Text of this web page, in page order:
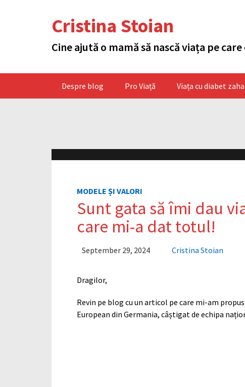
Cristina Stoian
Cine ajută o mamă să nască viața pe
Despre blog Pro Viață Viața cu diabet
MODELE ȘI VALORI
Sunt gata să îmi dau
care mi-a dat totul!
September 29, 2024 Cristina Stoian
Dragilor,
Revin pe blog cu un articol pe care mi-am
European din Germania, câștigat de echipa